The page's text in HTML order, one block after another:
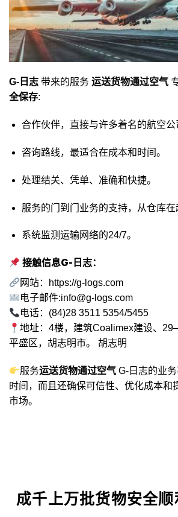
G-日志 带来的服务 运送货物通过空气
全保存:
合作伙伴，直接与许多着名的航空公
咨询路线，最适合在成本和时间。
处理结关、凭单、准确和快捷。
服务的门到门业务的支持，从仓库在
系统监测运输网络的24/7。
接触信息G-日志：
网站：
https://g-logs.com
电子邮件:info@g-logs.com
电话：(84)28 3511 5354/5455
地址：4楼，建筑Coalimex建设、
平盛区，胡志明市。 胡志明
服务运送货物通过空气 G-日志的业
时间，而且还确保可信性、优化成本和
市场。
成千上万批货物安全